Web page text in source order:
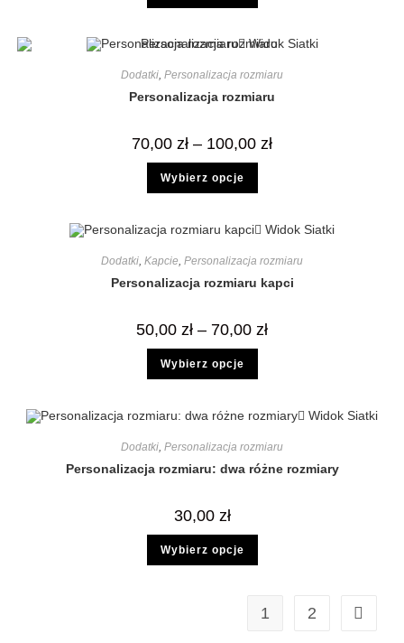
Widok Siatki
Dodatki, Personalizacja rozmiaru
Personalizacja rozmiaru
70,00 zł – 100,00 zł
Wybierz opcje
Widok Siatki
Dodatki, Kapcie, Personalizacja rozmiaru
Personalizacja rozmiaru kapci
50,00 zł – 70,00 zł
Wybierz opcje
Widok Siatki
Dodatki, Personalizacja rozmiaru
Personalizacja rozmiaru: dwa różne rozmiary
30,00 zł
Wybierz opcje
1 2